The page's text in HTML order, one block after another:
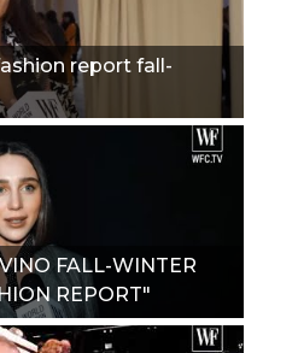
report fall-
FALL-WINTER
REPORT"